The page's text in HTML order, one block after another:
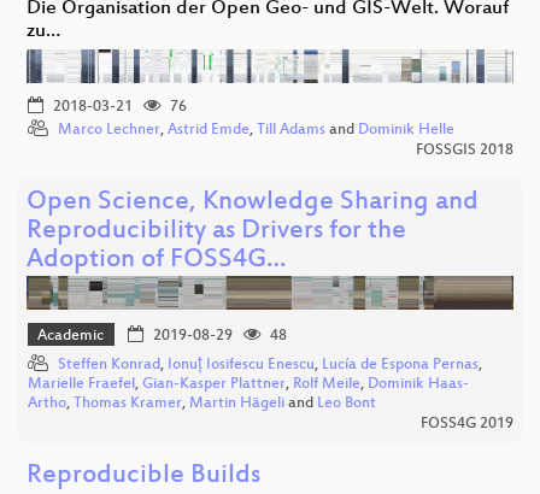
Die Organisation der Open Geo- und GIS-Welt. Worauf
zu…
2018-03-21
76
Marco Lechner, Astrid Emde, Till Adams and Dominik Helle
FOSSGIS 2018
Open Science, Knowledge Sharing and
Reproducibility as Drivers for the
Adoption of FOSS4G…
Academic 2019-08-29
48
Steffen Konrad, Ionuț Iosifescu Enescu, Lucía de Espona Pernas,
Marielle Fraefel, Gian-Kasper Plattner, Rolf Meile, Dominik Haas-
Artho, Thomas Kramer, Martin Hägeli and Leo Bont
FOSS4G 2019
Reproducible Builds